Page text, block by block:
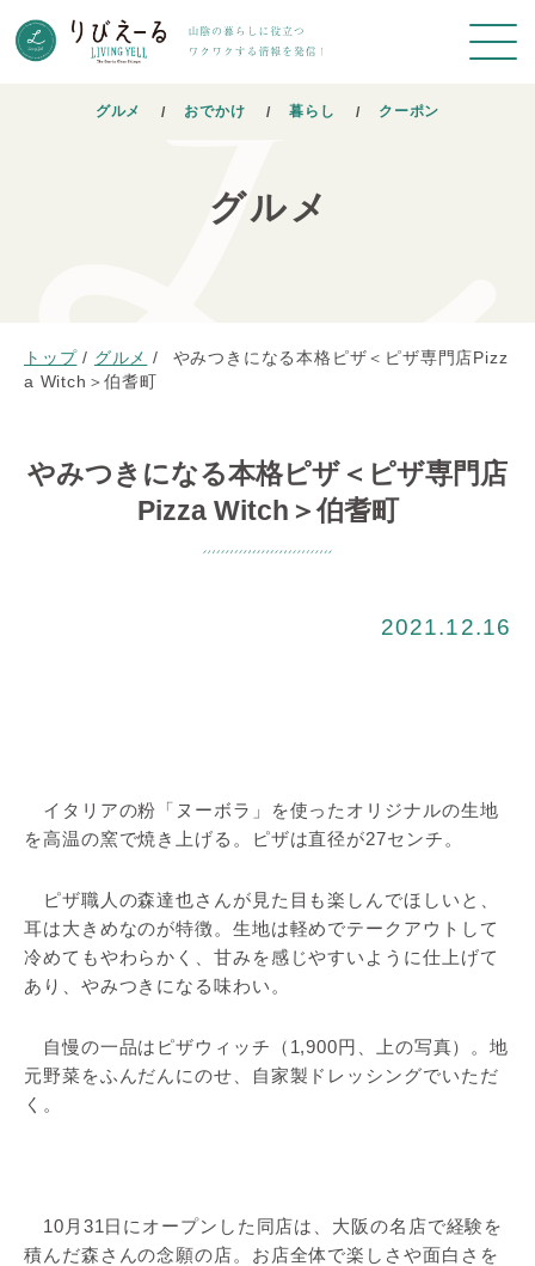
グルメ おでかけ 暮らし クーポン
グルメ
トップ / グルメ /
やみつきになる本格ピザ＜ピザ専門店Pizz
a Witch＞伯耆町
やみつきになる本格ピザ＜ピザ専門店
Pizza Witch＞伯耆町
2021.12.16
イタリアの粉「ヌーボラ」を使ったオリジナルの生地
を高温の窯で焼き上げる。ピザは直径が27センチ。
ピザ職人の森達也さんが見た目も楽しんでほしいと、
耳は大きめなのが特徴。生地は軽めでテークアウトして
冷めてもやわらかく、甘みを感じやすいように仕上げて
あり、やみつきになる味わい。
自慢の一品はピザウィッチ（1,900円、上の写真）。地
元野菜をふんだんにのせ、自家製ドレッシングでいただ
く。
10月31日にオープンした同店は、大阪の名店で経験を
積んだ森さんの念願の店。お店全体で楽しさや面白さを